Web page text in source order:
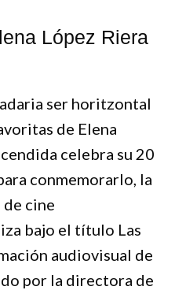
López Riera
ser horitzontal
de Elena
celebra su 20
conmemorarlo, la
cine
bajo el título Las
audiovisual de
por la directora de